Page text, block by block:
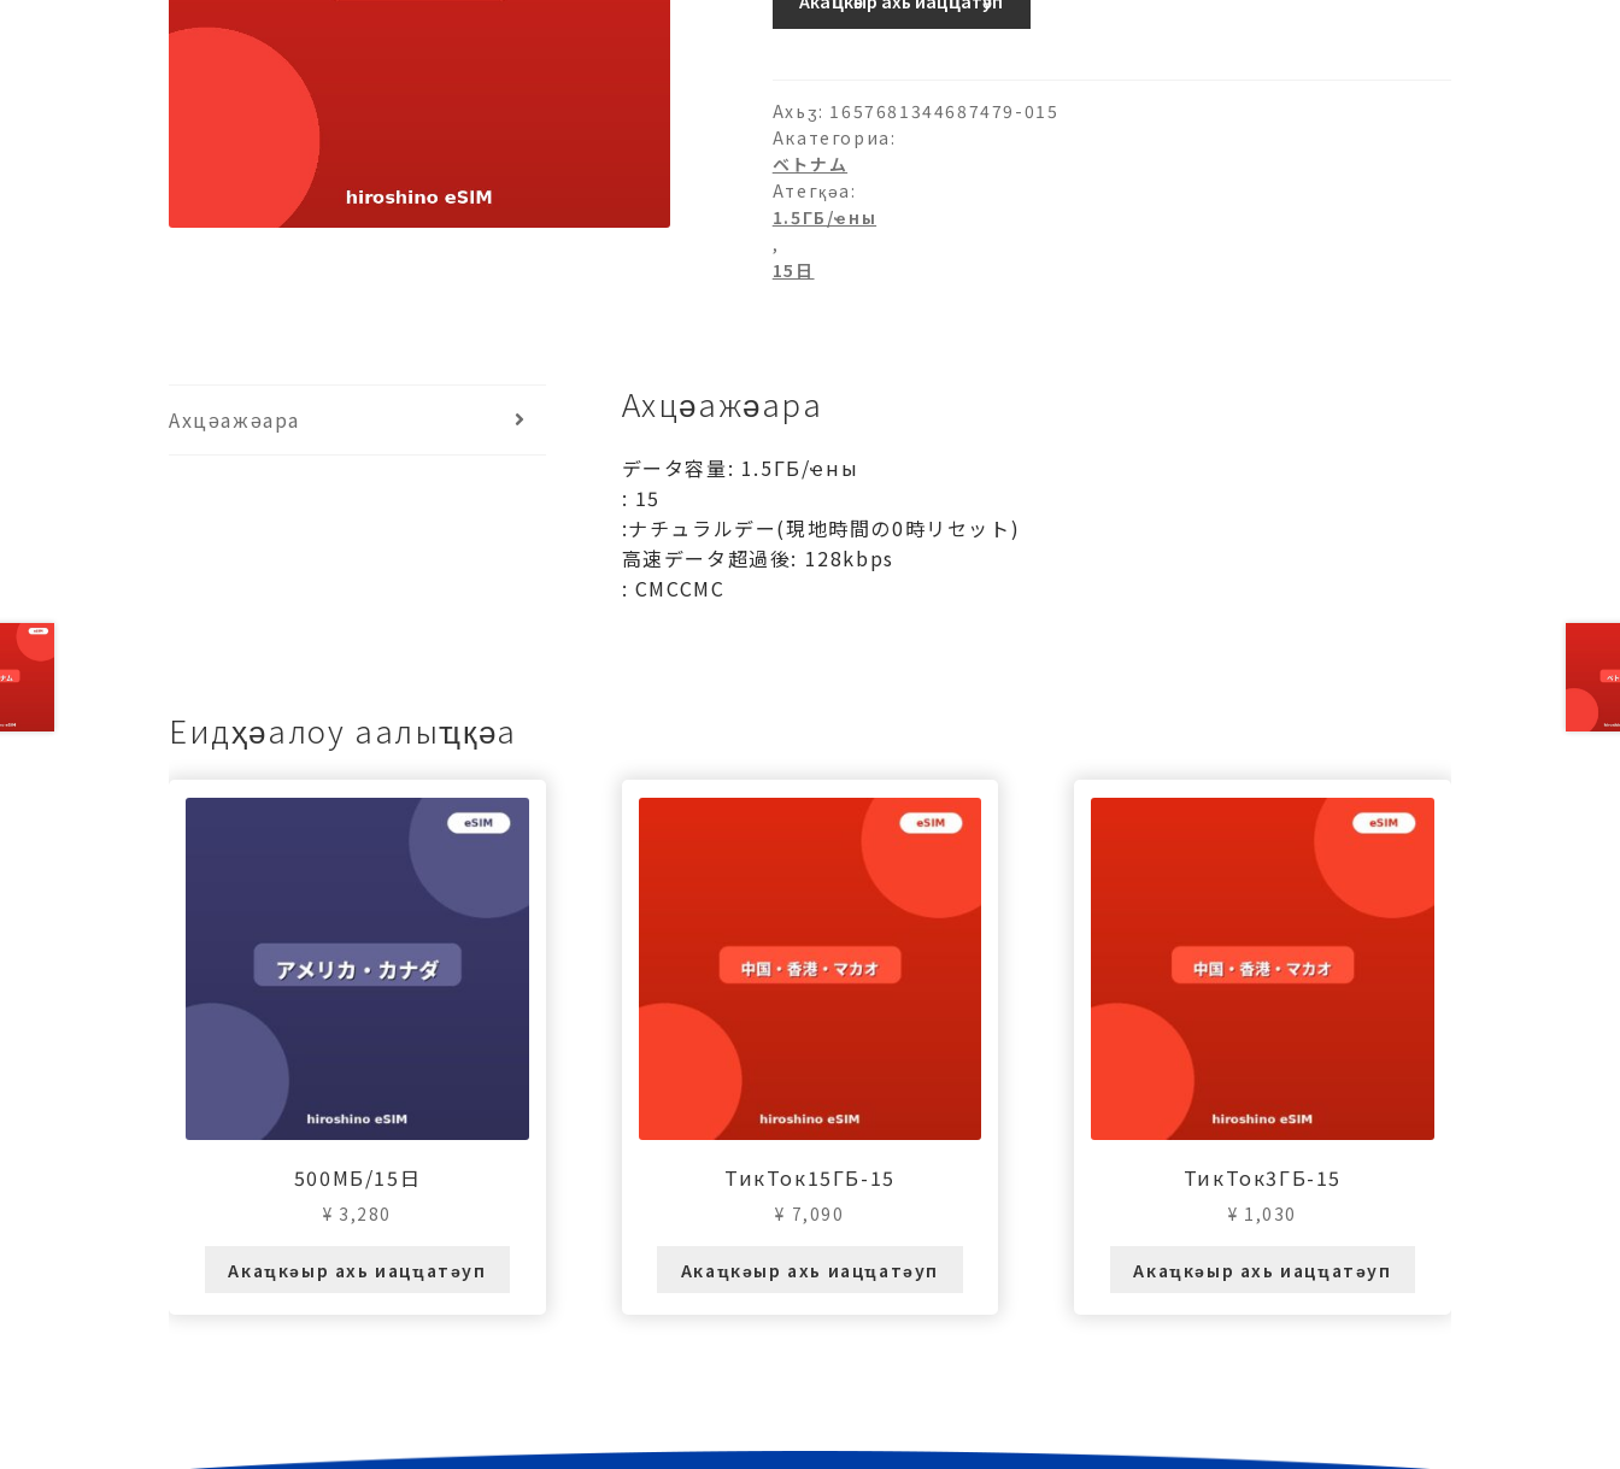
日-15
日
ашәагаа
Ахьӡ: 1657681344687479-015
Акатегориа:
ベトナム
Атегқәа:
1.5ГБ/ҽны
,
15日
Ахцәажәара Ахцәажәара
データ容量: 1.5ГБ/ҽны
: 15
:ナチュラルデー(現地時間の0時リセット)
高速データ超過後: 128kbps
: СМССМС
Еидҳәалоу аалыҵқәа
500МБ/15日
¥ 3,280
Акаҵкәыр ахь иацҵатәуп
ТикТок15ГБ-15
¥ 7,090
Акаҵкәыр ахь иацҵатәуп
ТикТок3ГБ-15
¥ 1,030
Акаҵкәыр ахь иацҵатәуп